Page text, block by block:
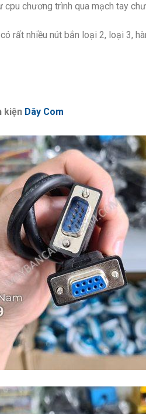
cpu chương trình qua mạch tay
rất nhiều nút bắn loại 2, loại 3,
kiện Dây Com